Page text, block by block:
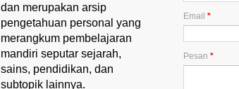
dan merupakan arsip
pengetahuan personal yang
merangkum pembelajaran
mandiri seputar sejarah,
sains, pendidikan, dan
subtopik lainnya.
Email*
Pesan*